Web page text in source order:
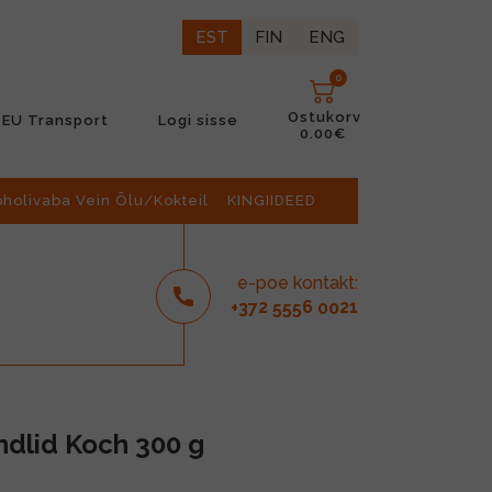
EST FIN ENG
EU Transport Logi sisse
0
Ostukorv
0.00€
Vein Õlu/Kokteil KINGIIDEED
e-poe kontakt:
+372 5556 0021
Koch 300 g